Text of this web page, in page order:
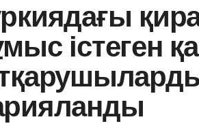
істеген